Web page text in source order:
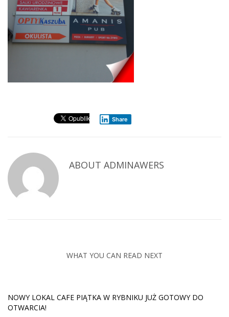
Share
ABOUT ADMINAWERS
WHAT YOU CAN READ NEXT
NOWY LOKAL CAFE PIĄTKA W RYBNIKU JUŻ GOTOWY DO
OTWARCIA!